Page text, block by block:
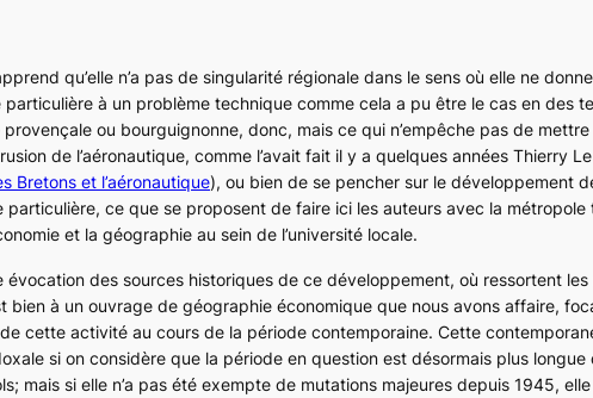
qu’elle n’a pas de singularité régionale dans le sens où elle ne
particulière à un problème technique comme cela a pu être le cas en des
provençale ou bourguignonne, donc, mais ce qui n’empêche pas de
de l’aéronautique, comme l’avait fait il y a quelques années Thierry
Bretons et l’aéronautique), ou bien de se pencher sur le développement
particulière, ce que se proposent de faire ici les auteurs avec la métropole
et la géographie au sein de l’université locale.
évocation des sources historiques de ce développement, où ressortent les
bien à un ouvrage de géographie économique que nous avons affaire,
cette activité au cours de la période contemporaine. Cette
si on considère que la période en question est désormais plus longue
mais si elle n’a pas été exempte de mutations majeures depuis 1945,